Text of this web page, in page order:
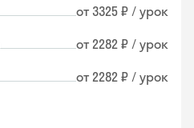
от 3325 ₽ / урок
от 2282 ₽ / урок
от 2282 ₽ / урок